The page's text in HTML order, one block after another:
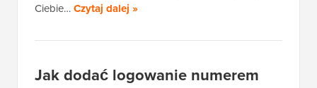
Ciebie…Czytaj dalej »
Jak dodać logowanie numerem